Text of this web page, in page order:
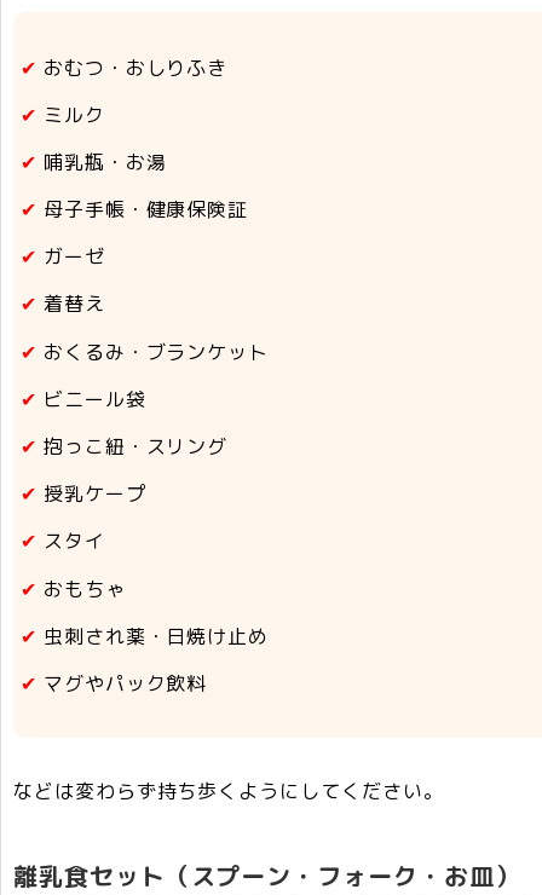
おむつ・おしりふき
ミルク
哺乳瓶・お湯
母子手帳・健康保険証
ガーゼ
着替え
おくるみ・ブランケット
ビニール袋
抱っこ紐・スリング
授乳ケープ
スタイ
おもちゃ
虫刺され薬・日焼け止め
マグやパック飲料
などは変わらず持ち歩くようにしてください。
離乳食セット（スプーン・フォーク・お皿）